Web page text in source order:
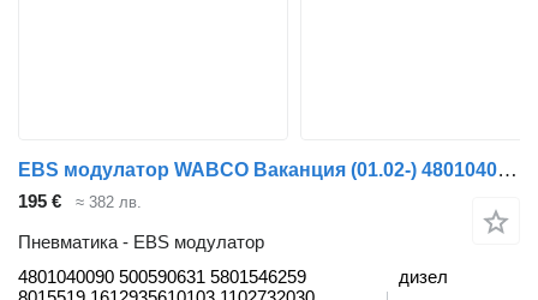
EBS модулатор WABCO Ваканция (01.02-) 4801040090 за автобус Solaris Urbino, Alpino, Vacanza (1999-)
195 € ≈ 382 лв.
Пневматика - EBS модулатор
4801040090 500590631 5801546259
дизел